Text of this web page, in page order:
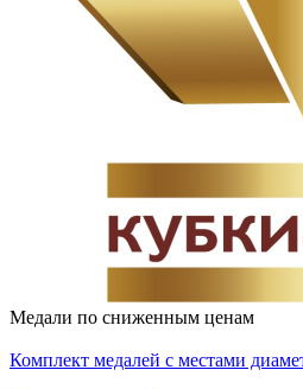
Медали по сниженным ценам
Комплект медалей с местами